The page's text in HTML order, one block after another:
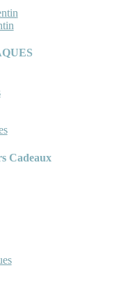
Cadeaux